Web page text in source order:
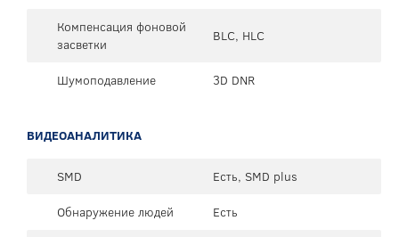
Компенсация фоновой
засветки
BLC, HLC
Шумоподавление 3D DNR
ВИДЕОАНАЛИТИКА
SMD
Есть, SMD plus
Обнаружение людей
Есть